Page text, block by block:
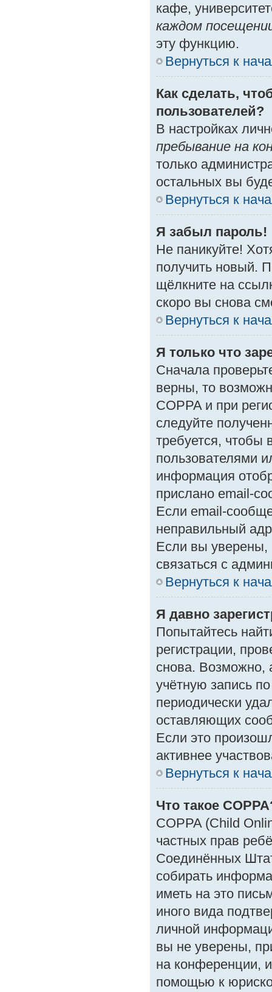
кафе,
каждом
эту функцию.
Вернуться к
Как сделать,
пользователей?
В настройках
пребывание на
только
остальных вы
Вернуться к
Я забыл пароль!
Не паникуйте!
получить новый.
щёлкните на
скоро вы снова
Вернуться к
Я только что
Сначала
верны, то
COPPA и при
следуйте
требуется, чтобы
пользователями
информация
прислано email-
Если email-
неправильный
Если вы уверены,
связаться с
Вернуться к
Я давно
Попытайтесь
регистрации,
снова. Возможно,
учётную запись
периодически
оставляющих
Если это
активнее
Вернуться к
Что такое
COPPA (Child
частных прав
Соединённых
собирать
иметь на это
иного вида
личной
вы не уверены,
на конференции,
помощью к